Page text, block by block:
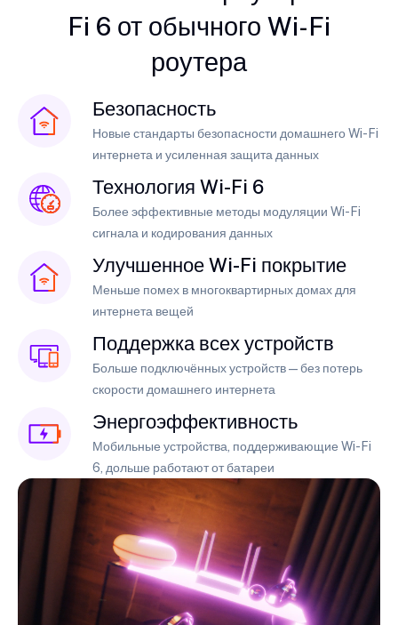
Fi 6 от обычного Wi-Fi
роутера
Безопасность
Новые стандарты безопасности домашнего Wi-Fi
интернета и усиленная защита данных
Технология Wi-Fi 6
Более эффективные методы модуляции Wi-Fi
сигнала и кодирования данных
Улучшенное Wi-Fi покрытие
Меньше помех в многоквартирных домах для
интернета вещей
Поддержка всех устройств
Больше подключённых устройств — без потерь
скорости домашнего интернета
Энергоэффективность
Мобильные устройства, поддерживающие Wi-Fi
6, дольше работают от батареи